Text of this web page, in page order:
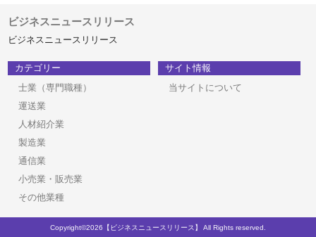
ビジネスニュースリリース
ビジネスニュースリリース
カテゴリー
士業（専門職種）
運送業
人材紹介業
製造業
通信業
小売業・販売業
その他業種
サイト情報
当サイトについて
Copyright©2026【ビジネスニュースリリース】 All Rights reserved.